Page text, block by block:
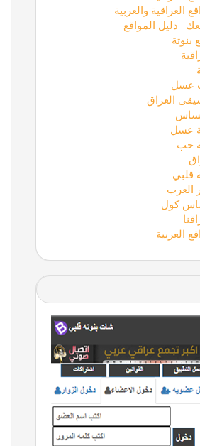
العراقية والعربية
| دليل المواقع
بنوتة
عسل
العراق
عسل
حب
قلبي
العرب
كول
العربية